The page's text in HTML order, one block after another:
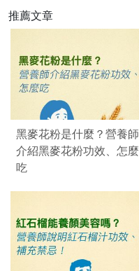
推薦文章
黑麥花粉是什麼？營養師
介紹黑麥花粉功效、怎麼
吃